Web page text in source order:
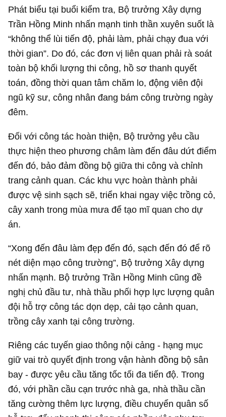
Phát biểu tại buổi kiểm tra, Bộ trưởng Xây dựng
Trần Hồng Minh nhấn mạnh tinh thần xuyên suốt là
“không thể lùi tiến độ, phải làm, phải chạy đua với
thời gian”. Do đó, các đơn vị liên quan phải rà soát
toàn bộ khối lượng thi công, hồ sơ thanh quyết
toán, đồng thời quan tâm chăm lo, động viên đội
ngũ kỹ sư, công nhân đang bám công trường ngày
đêm.
Đối với công tác hoàn thiện, Bộ trưởng yêu cầu
thực hiện theo phương châm làm đến đâu dứt điểm
đến đó, bảo đảm đồng bộ giữa thi công và chỉnh
trang cảnh quan. Các khu vực hoàn thành phải
được vệ sinh sạch sẽ, triển khai ngay việc trồng cỏ,
cây xanh trong mùa mưa để tạo mĩ quan cho dự
án.
“Xong đến đâu làm đẹp đến đó, sạch đến đó để rõ
nét diện mạo công trường”, Bộ trưởng Xây dựng
nhấn mạnh. Bộ trưởng Trần Hồng Minh cũng đề
nghị chủ đầu tư, nhà thầu phối hợp lực lượng quân
đội hỗ trợ công tác dọn dẹp, cải tạo cảnh quan,
trồng cây xanh tại công trường.
Riêng các tuyến giao thông nội cảng - hạng mục
giữ vai trò quyết định trong vận hành đồng bộ sân
bay - được yêu cầu tăng tốc tối đa tiến độ. Trong
đó, với phần cầu cạn trước nhà ga, nhà thầu cần
tăng cường thêm lực lượng, điều chuyển quân số